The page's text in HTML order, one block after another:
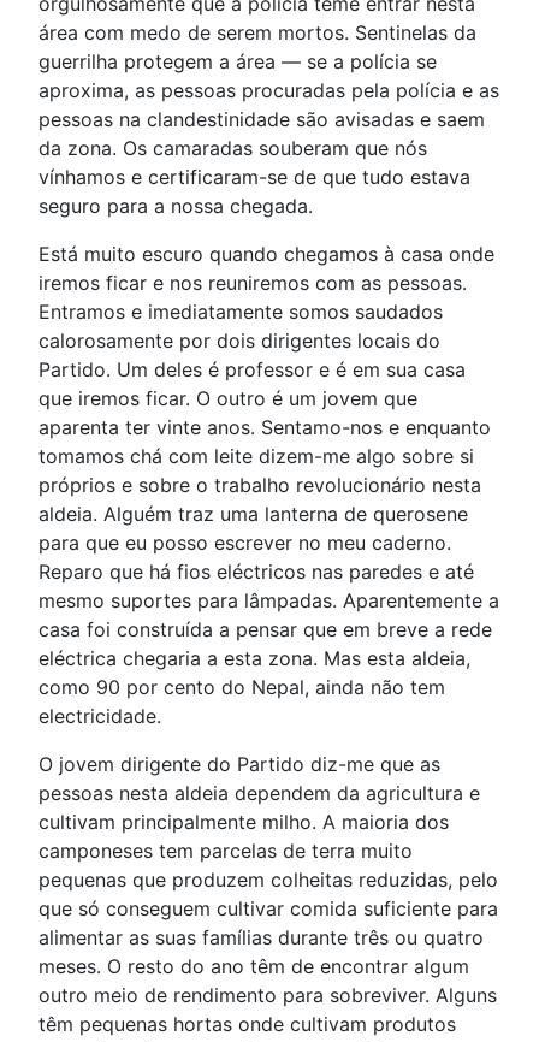
área com medo de serem mortos. Sentinelas da
guerrilha protegem a área — se a polícia se
aproxima, as pessoas procuradas pela polícia e as
pessoas na clandestinidade são avisadas e saem
da zona. Os camaradas souberam que nós
vínhamos e certificaram-se de que tudo estava
seguro para a nossa chegada.
Está muito escuro quando chegamos à casa onde
iremos ficar e nos reuniremos com as pessoas.
Entramos e imediatamente somos saudados
calorosamente por dois dirigentes locais do
Partido. Um deles é professor e é em sua casa
que iremos ficar. O outro é um jovem que
aparenta ter vinte anos. Sentamo-nos e enquanto
tomamos chá com leite dizem-me algo sobre si
próprios e sobre o trabalho revolucionário nesta
aldeia. Alguém traz uma lanterna de querosene
para que eu posso escrever no meu caderno.
Reparo que há fios eléctricos nas paredes e até
mesmo suportes para lâmpadas. Aparentemente a
casa foi construída a pensar que em breve a rede
eléctrica chegaria a esta zona. Mas esta aldeia,
como 90 por cento do Nepal, ainda não tem
electricidade.
O jovem dirigente do Partido diz-me que as
pessoas nesta aldeia dependem da agricultura e
cultivam principalmente milho. A maioria dos
camponeses tem parcelas de terra muito
pequenas que produzem colheitas reduzidas, pelo
que só conseguem cultivar comida suficiente para
alimentar as suas famílias durante três ou quatro
meses. O resto do ano têm de encontrar algum
outro meio de rendimento para sobreviver. Alguns
têm pequenas hortas onde cultivam produtos